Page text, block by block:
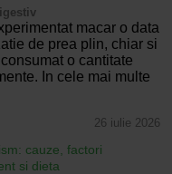
macar o data
de prea plin, chiar si
o cantitate
In cele mai multe
26 iulie 2026
cauze, factori
si dieta